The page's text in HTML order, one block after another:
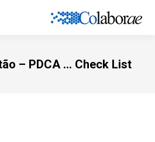
– PDCA … Check List